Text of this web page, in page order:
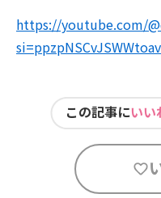
https://youtube.com/
si=ppzpNSCvJSWWtoav
この記事にいい